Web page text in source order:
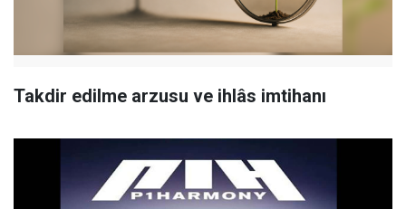
Takdir edilme arzusu ve ihlâs imtihanı